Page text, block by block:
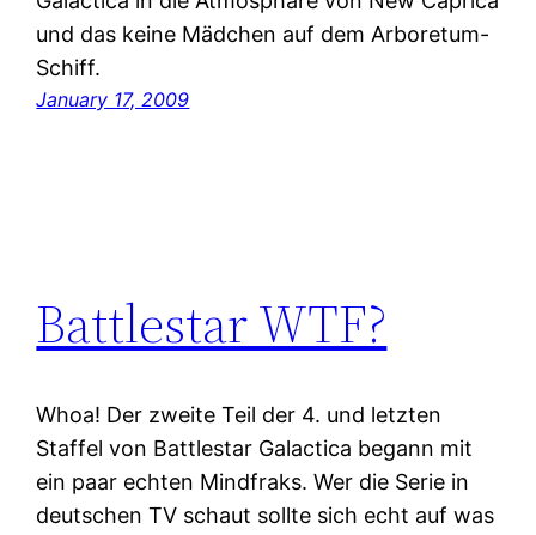
und das keine Mädchen auf dem Arboretum-
Schiff.
January 17, 2009
Battlestar WTF?
Whoa! Der zweite Teil der 4. und letzten
Staffel von Battlestar Galactica begann mit
ein paar echten Mindfraks. Wer die Serie in
deutschen TV schaut sollte sich echt auf was